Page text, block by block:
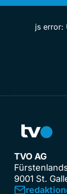
js error:
TVO AG
9001 St.